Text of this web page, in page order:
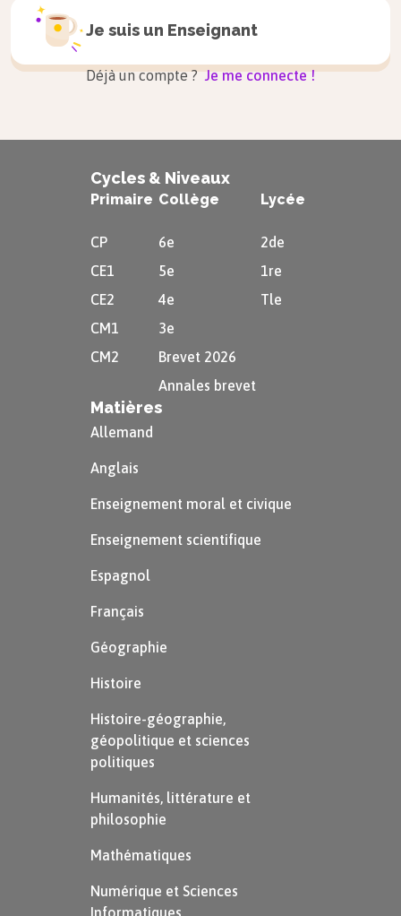
Je suis un Enseignant
Déjà un compte ? Je me connecte !
Cycles & Niveaux
Primaire
CP
CE1
CE2
CM1
CM2
Collège
6e
5e
4e
3e
Brevet 2026
Annales brevet
Lycée
2de
1re
Tle
Matières
Allemand
Anglais
Enseignement moral et civique
Enseignement scientifique
Espagnol
Français
Géographie
Histoire
Histoire-géographie,
géopolitique et sciences
politiques
Humanités, littérature et
philosophie
Mathématiques
Numérique et Sciences
Informatiques